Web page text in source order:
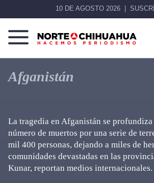
10 DE AGOSTO 2026
Norte
De
Chihuahua
Más
que
noticias,
Afganistán
La tragedia en Afganistán se
número de muertos por una serie de
mil 400 personas, dejando a miles de
comunidades devastadas en las
Kunar, reportan medios internacionales.